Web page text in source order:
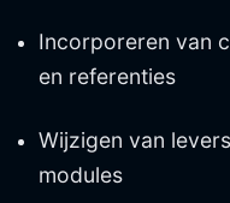
Incorporeren van
en referenties
Wijzigen van
modules